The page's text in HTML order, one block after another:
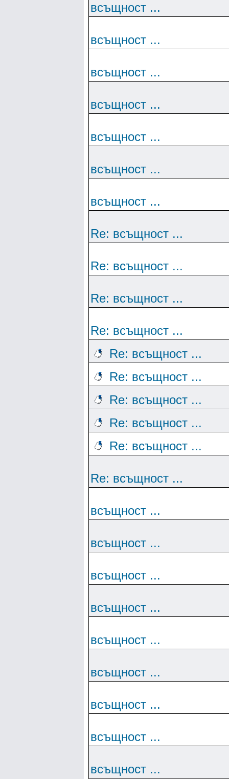
всъщност ...
всъщност ...
всъщност ...
всъщност ...
всъщност ...
всъщност ...
всъщност ...
Re: всъщност ...
Re: всъщност ...
Re: всъщност ...
Re: всъщност ...
Re: всъщност ...
Re: всъщност ...
Re: всъщност ...
Re: всъщност ...
Re: всъщност ...
Re: всъщност ...
всъщност ...
всъщност ...
всъщност ...
всъщност ...
всъщност ...
всъщност ...
всъщност ...
всъщност ...
всъщност ...